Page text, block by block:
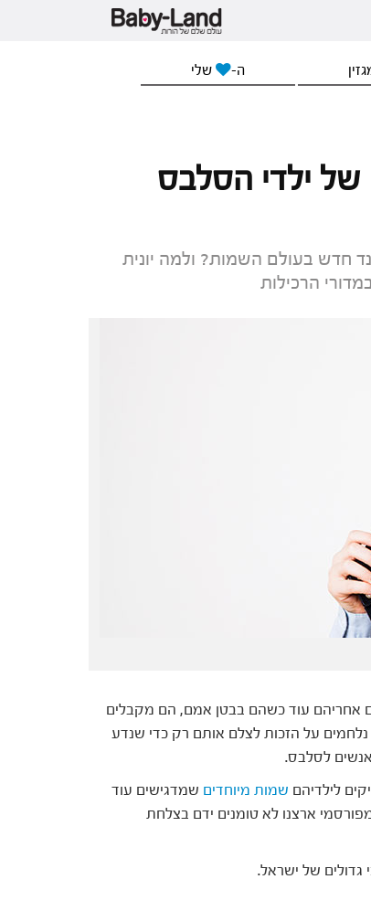
ה- שלי
של ילדי הסלבס
חדש בעולם השמות? ולמה יונית
הרכילות
אחריהם עוד כשהם בבטן אמם, הם מקבלים
נלחמים על הזכות לצלם אותם רק כדי שנדע
לסלבס.
לילדיהם שמות מיוחדים שמדגישים עוד
ארצנו לא טומנים ידם בצלחת
של ישראל.